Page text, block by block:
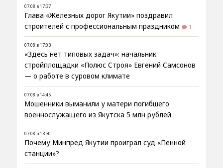
07.08 в 17:37
Глава «Железных дорог Якутии» поздравил
строителей с профессиональным праздником
1
07.08 в 17:03
«Здесь нет типовых задач»: начальник
стройплощадки «Полюс Строя» Евгений Самсонов
— о работе в суровом климате
07.08 в 14:45
Мошенники выманили у матери погибшего
военнослужащего из Якутска 5 млн рублей
07.08 в 13:30
Почему Минпред Якутии проиграл суд «Пенной
станции»?